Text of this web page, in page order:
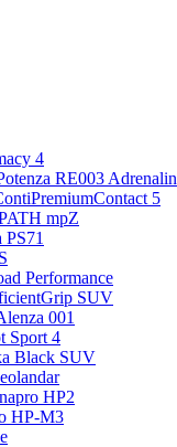
4
RE003 Adrenalin
5
mpZ
Performance
SUV
001
Sport 4
Black SUV
HP2
HP-M3